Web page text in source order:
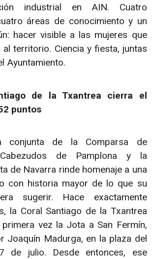
industrial en AIN. Cuatro
áreas de conocimiento y un
hacer visible a las mujeres que
al territorio. Ciencia y fiesta, juntas
Ayuntamiento.
de la Txantrea cierra el
puntos
conjunta de la Comparsa de
de Pamplona y la
de Navarra rinde homenaje a una
con historia mayor de lo que su
sugerir. Hace exactamente
la Coral Santiago de la Txantrea
vez la Jota a San Fermín,
Joaquín Madurga, en la plaza del
de julio. Desde entonces, ese